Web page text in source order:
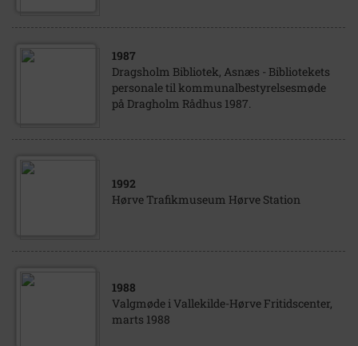
1987
Dragsholm Bibliotek, Asnæs - Bibliotekets
personale til kommunalbestyrelsesmøde
på Dragholm Rådhus 1987.
1992
Hørve Trafikmuseum Hørve Station
1988
Valgmøde i Vallekilde-Hørve Fritidscenter,
marts 1988